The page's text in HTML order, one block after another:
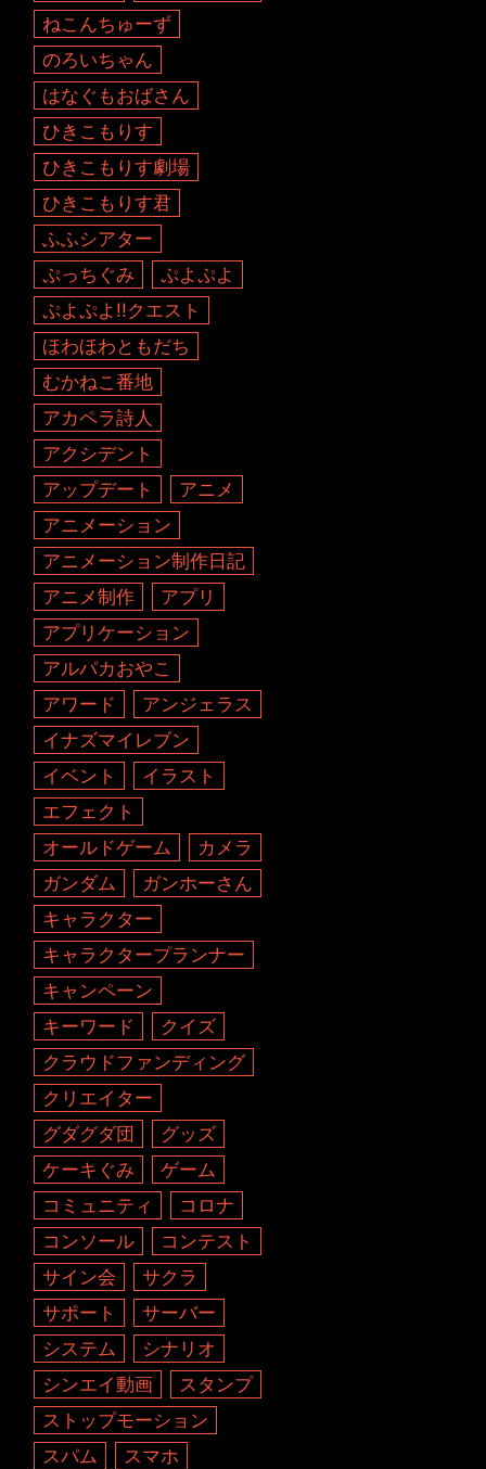
ねこんちゅーず
のろいちゃん
はなぐもおばさん
ひきこもりす
ひきこもりす劇場
ひきこもりす君
ふふシアター
ぷっちぐみ
ぷよぷよ
ぷよぷよ!!クエスト
ほわほわともだち
むかねこ番地
アカペラ詩人
アクシデント
アップデート
アニメ
アニメーション
アニメーション制作日記
アニメ制作
アプリ
アプリケーション
アルパカおやこ
アワード
アンジェラス
イナズマイレブン
イベント
イラスト
エフェクト
オールドゲーム
カメラ
ガンダム
ガンホーさん
キャラクター
キャラクタープランナー
キャンペーン
キーワード
クイズ
クラウドファンディング
クリエイター
グダグダ団
グッズ
ケーキぐみ
ゲーム
コミュニティ
コロナ
コンソール
コンテスト
サイン会
サクラ
サポート
サーバー
システム
シナリオ
シンエイ動画
スタンプ
ストップモーション
スパム
スマホ